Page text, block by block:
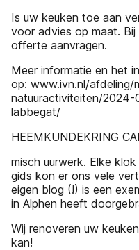
Is uw keuken toe aan
voor advies op maat. Bij
offerte aanvragen.
Meer informatie en het
op: www.ivn.nl/afdeling/
natuuractiviteiten/2024-
labbegat/
HEEMKUNDEKRING
misch uurwerk. Elke
gids kon er ons vele
eigen blog (!) is een
in Alphen heeft
Wij renoveren uw
kan!